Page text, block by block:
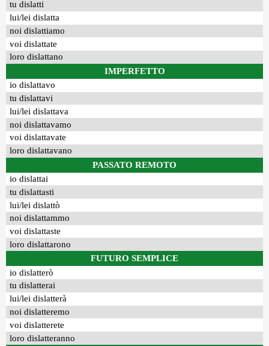
tu dislatti
lui/lei dislatta
noi dislattiamo
voi dislattate
loro dislattano
IMPERFETTO
io dislattavo
tu dislattavi
lui/lei dislattava
noi dislattavamo
voi dislattavate
loro dislattavano
PASSATO REMOTO
io dislattai
tu dislattasti
lui/lei dislattò
noi dislattammo
voi dislattaste
loro dislattarono
FUTURO SEMPLICE
io dislatterò
tu dislatterai
lui/lei dislatterà
noi dislatteremo
voi dislatterete
loro dislatteranno